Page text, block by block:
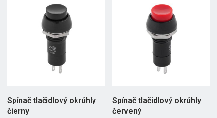
Spínač tlačidlový okrúhly
čierny
Spínač tlačidlový okrúhly
červený